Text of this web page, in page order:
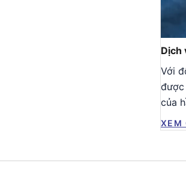
Dịch
Với
được
của
Công
XEM